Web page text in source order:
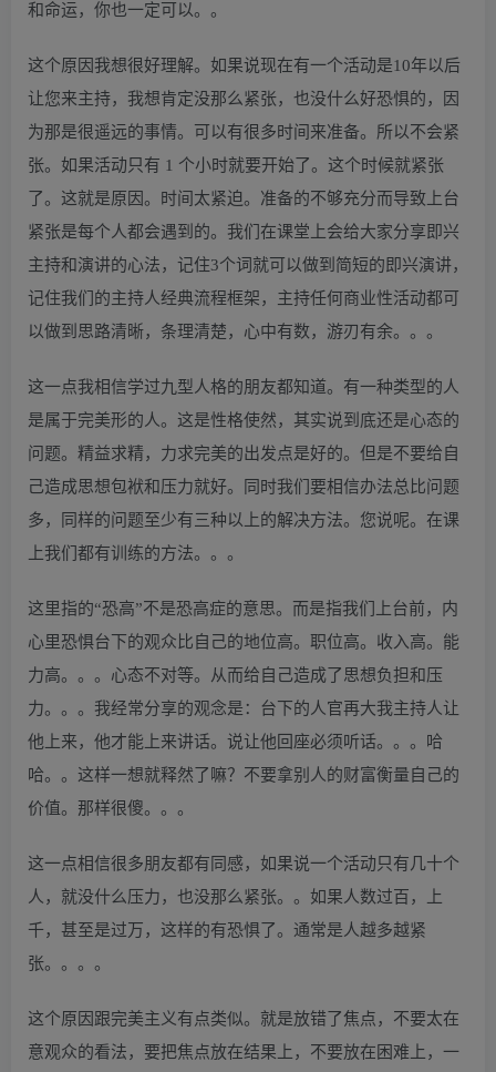
和命运，你也一定可以。。
这个原因我想很好理解。如果说现在有一个活动是10年以后
让您来主持，我想肯定没那么紧张，也没什么好恐惧的，因
为那是很遥远的事情。可以有很多时间来准备。所以不会紧
张。如果活动只有 1 个小时就要开始了。这个时候就紧张
了。这就是原因。时间太紧迫。准备的不够充分而导致上台
紧张是每个人都会遇到的。我们在课堂上会给大家分享即兴
主持和演讲的心法，记住3个词就可以做到简短的即兴演讲，
记住我们的主持人经典流程框架，主持任何商业性活动都可
以做到思路清晰，条理清楚，心中有数，游刃有余。。。
这一点我相信学过九型人格的朋友都知道。有一种类型的人
是属于完美形的人。这是性格使然，其实说到底还是心态的
问题。精益求精，力求完美的出发点是好的。但是不要给自
己造成思想包袱和压力就好。同时我们要相信办法总比问题
多，同样的问题至少有三种以上的解决方法。您说呢。在课
上我们都有训练的方法。。。
这里指的“恐高”不是恐高症的意思。而是指我们上台前，内
心里恐惧台下的观众比自己的地位高。职位高。收入高。能
力高。。。心态不对等。从而给自己造成了思想负担和压
力。。。我经常分享的观念是：台下的人官再大我主持人让
他上来，他才能上来讲话。说让他回座必须听话。。。哈
哈。。这样一想就释然了嘛？不要拿别人的财富衡量自己的
价值。那样很傻。。。
这一点相信很多朋友都有同感，如果说一个活动只有几十个
人，就没什么压力，也没那么紧张。。如果人数过百，上
千，甚至是过万，这样的有恐惧了。通常是人越多越紧
张。。。。
这个原因跟完美主义有点类似。就是放错了焦点，不要太在
意观众的看法，要把焦点放在结果上，不要放在困难上，一